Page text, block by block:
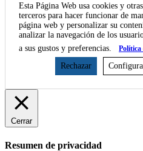
Esta Página Web usa cookies y
terceros para hacer funcionar de
página web y personalizar su
analizar la navegación de los
a sus gustos y preferencias.
Política
Rechazar
Cerrar
Resumen de privacidad